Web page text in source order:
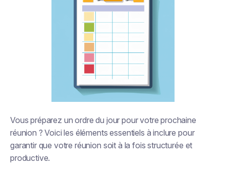
Vous préparez un ordre du jour pour votre prochaine
réunion ? Voici les éléments essentiels à inclure pour
garantir que votre réunion soit à la fois structurée et
productive.